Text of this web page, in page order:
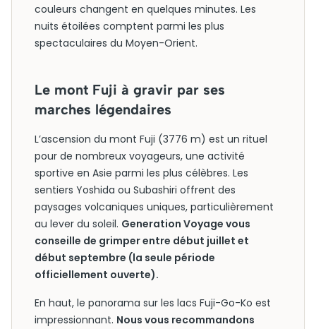
couleurs changent en quelques minutes. Les
nuits étoilées comptent parmi les plus
spectaculaires du Moyen-Orient.
Le mont Fuji à gravir par ses
marches légendaires
L’ascension du mont Fuji (3776 m) est un rituel
pour de nombreux voyageurs, une activité
sportive en Asie parmi les plus célèbres. Les
sentiers Yoshida ou Subashiri offrent des
paysages volcaniques uniques, particulièrement
au lever du soleil. Generation Voyage vous
conseille de grimper entre début juillet et
début septembre (la seule période
officiellement ouverte).
En haut, le panorama sur les lacs Fuji-Go-Ko est
impressionnant. Nous vous recommandons